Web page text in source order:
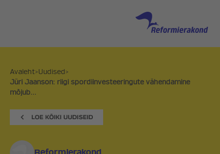
Avaleht>Uudised>
Jüri Jaanson: riigi spordiinvesteeringute vähendamine
mõjub...